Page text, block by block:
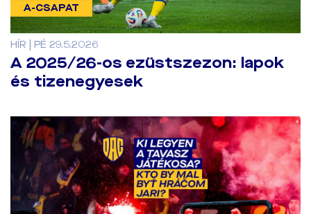
A-CSAPAT
HÍR | PÉ 29.5.2026
A 2025/26-os ezüstszezon: lapok
és tizenegyesek